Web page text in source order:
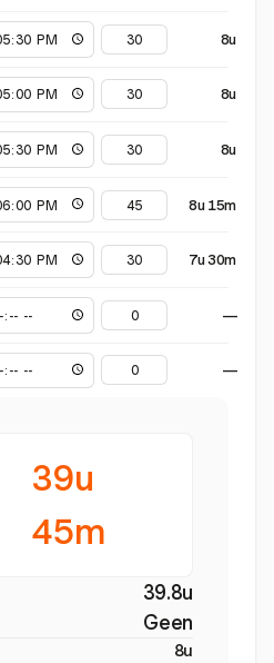
8u
8u
8u
8u 15m
7u 30m
—
—
39u
45m
39.8u
Geen
8u